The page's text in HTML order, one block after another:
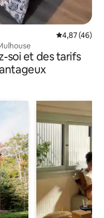
Évaluation
4,87 (46)
tout équipé à Mulhouse
soi et des tarifs